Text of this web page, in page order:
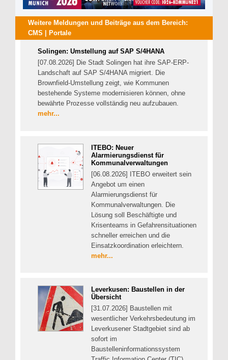
Weitere Meldungen und Beiträge aus dem Bereich:
CMS | Portale
Solingen: Umstellung auf SAP S/4HANA
[07.08.2026] Die Stadt Solingen hat ihre SAP-ERP-
Landschaft auf SAP S/4HANA migriert. Die
Brownfield-Umstellung zeigt, wie Kommunen
bestehende Systeme modernisieren können, ohne
bewährte Prozesse vollständig neu aufzubauen.
mehr...
ITEBO: Neuer
Alarmierungsdienst für
Kommunalverwaltungen
[06.08.2026] ITEBO erweitert sein
Angebot um einen
Alarmierungsdienst für
Kommunalverwaltungen. Die
Lösung soll Beschäftigte und
Krisenteams in Gefahrensituationen
schneller erreichen und die
Einsatzkoordination erleichtern.
mehr...
Leverkusen: Baustellen in der
Übersicht
[31.07.2026] Baustellen mit
wesentlicher Verkehrsbedeutung im
Leverkusener Stadtgebiet sind ab
sofort im
Baustelleninformationssystem